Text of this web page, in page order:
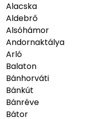
Alacska
Aldebrő
Alsóhámor
Andornaktálya
Arló
Balaton
Bánhorváti
Bánkút
Bánréve
Bátor